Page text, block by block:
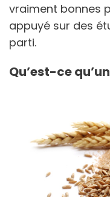
vraiment bonnes
appuyé sur des
parti.
Qu’est-ce